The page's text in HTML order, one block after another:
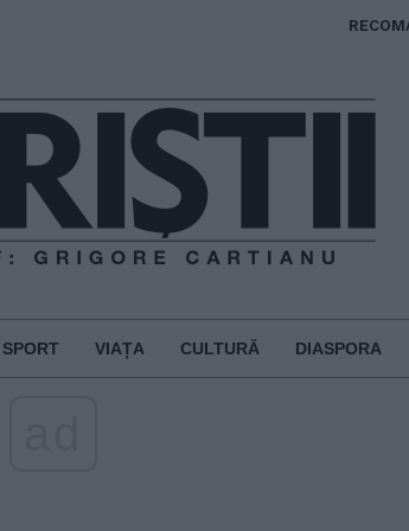
SPORT VIAȚA CULTURĂ DIASPORA